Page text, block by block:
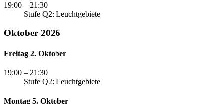
19:00 – 21:30
Stufe Q2: Leuchtgebiete
Oktober 2026
Freitag 2. Oktober
19:00 – 21:30
Stufe Q2: Leuchtgebiete
Montag 5. Oktober